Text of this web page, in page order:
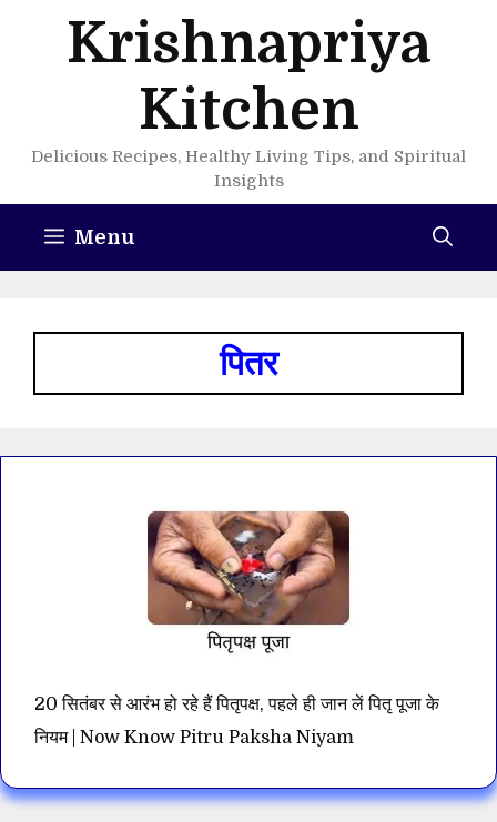
Krishnapriya
Kitchen
Delicious Recipes, Healthy Living Tips, and Spiritual
Insights
Menu
पितर
20 सितंबर से आरंभ हो रहे हैं पितृपक्ष, पहले ही जान लें पितृ पूजा के
नियम | Now Know Pitru Paksha Niyam